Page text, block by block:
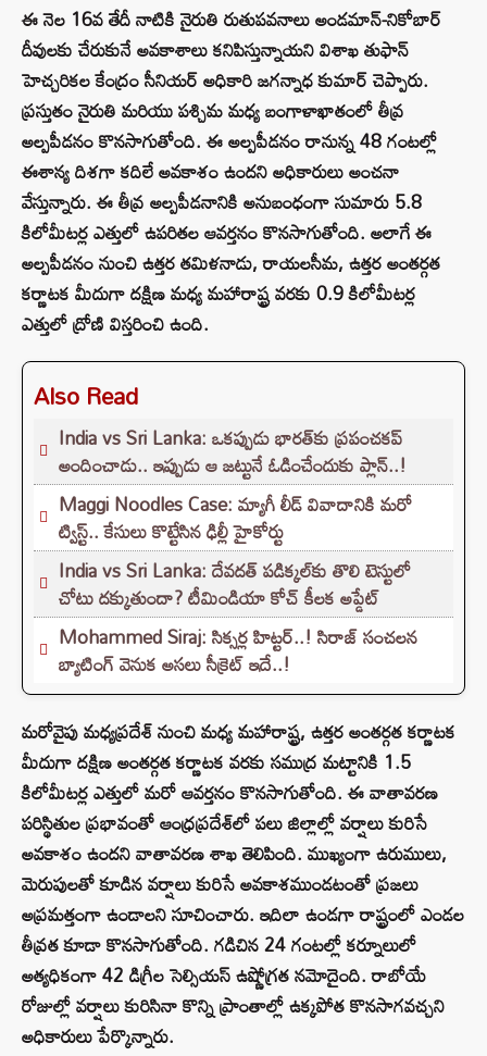
ఈ నెల 16వ తేదీ నాటికి నైరుతి రుతుపవనాలు అండమాన్-నికోబార్
దీవులకు చేరుకునే అవకాశాలు కనిపిస్తున్నాయని విశాఖ తుఫాన్
హెచ్చరికల కేంద్రం సీనియర్ అధికారి జగన్నాధ కుమార్ చెప్పారు.
ప్రస్తుతం నైరుతి మరియు పశ్చిమ మధ్య బంగాళాఖాతంలో తీవ్ర
అల్పపీడనం కొనసాగుతోంది. ఈ అల్పపీడనం రానున్న 48 గంటల్లో
ఈశాన్య దిశగా కదిలే అవకాశం ఉందని అధికారులు అంచనా
వేస్తున్నారు. ఈ తీవ్ర అల్పపీడనానికి అనుబంధంగా సుమారు 5.8
కిలోమీటర్ల ఎత్తులో ఉపరితల ఆవర్తనం కొనసాగుతోంది. అలాగే ఈ
అల్పపీడనం నుంచి ఉత్తర తమిళనాడు, రాయలసీమ, ఉత్తర అంతర్గత
కర్ణాటక మీదుగా దక్షిణ మధ్య మహారాష్ట్ర వరకు 0.9 కిలోమీటర్ల
ఎత్తులో ద్రోణి విస్తరించి ఉంది.
Also Read
India vs Sri Lanka: ఒకప్పుడు భారత్‌కు ప్రపంచకప్
అందించాడు.. ఇప్పుడు ఆ జట్టునే ఓడించేందుకు ప్లాన్‌..!
Maggi Noodles Case: మ్యాగీ లీడ్ వివాదానికి మరో
ట్విస్ట్.. కేసులు కొట్టేసిన ఢిల్లీ హైకోర్టు
India vs Sri Lanka: దేవదత్ పడిక్కల్‌కు తొలి టెస్టులో
చోటు దక్కుతుందా? టీమిండియా కోచ్ కీలక అప్డేట్
Mohammed Siraj: సిక్సర్ల హిట్టర్..! సిరాజ్ సంచలన
బ్యాటింగ్‌ వెనుక అసలు సీక్రెట్‌ ఇదే..!
మరోవైపు మధ్యప్రదేశ్ నుంచి మధ్య మహారాష్ట్ర, ఉత్తర అంతర్గత కర్ణాటక
మీదుగా దక్షిణ అంతర్గత కర్ణాటక వరకు సముద్ర మట్టానికి 1.5
కిలోమీటర్ల ఎత్తులో మరో ఆవర్తనం కొనసాగుతోంది. ఈ వాతావరణ
పరిస్థితుల ప్రభావంతో ఆంధ్రప్రదేశ్‌లో పలు జిల్లాల్లో వర్షాలు కురిసే
అవకాశం ఉందని వాతావరణ శాఖ తెలిపింది. ముఖ్యంగా ఉరుములు,
మెరుపులతో కూడిన వర్షాలు కురిసే అవకాశముండటంతో ప్రజలు
అప్రమత్తంగా ఉండాలని సూచించారు. ఇదిలా ఉండగా రాష్ట్రంలో ఎండల
తీవ్రత కూడా కొనసాగుతోంది. గడిచిన 24 గంటల్లో కర్నూలులో
అత్యధికంగా 42 డిగ్రీల సెల్సియస్ ఉష్ణోగ్రత నమోదైంది. రాబోయే
రోజుల్లో వర్షాలు కురిసినా కొన్ని ప్రాంతాల్లో ఉక్కపోత కొనసాగవచ్చని
అధికారులు పేర్కొన్నారు.